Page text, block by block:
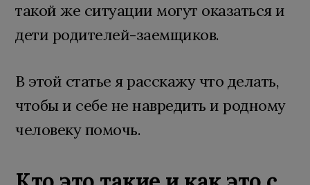
такой же ситуации могут оказаться и
дети родителей-заемщиков.
В этой статье я расскажу что делать,
чтобы и себе не навредить и родному
человеку помочь.